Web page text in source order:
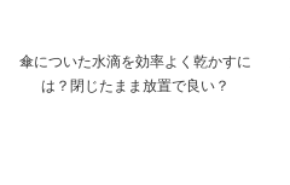
傘についた水滴を効率よく乾かすに
は？閉じたまま放置で良い？